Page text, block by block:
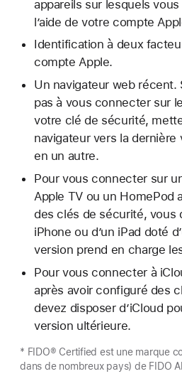
appareils sur lesquels
l’aide de votre compte
Identification à deux
compte Apple.
Un navigateur web récent.
pas à vous connecter sur
votre clé de sécurité,
navigateur vers la dernière
en un autre.
Pour vous connecter sur
Apple TV ou un HomePod
des clés de sécurité, vous
iPhone ou d’un iPad doté
version prend en charge
Pour vous connecter à
après avoir configuré des
devez disposer d’iCloud
version ultérieure.
* FIDO® Certified est une marque
dans de nombreux pays) de FIDO